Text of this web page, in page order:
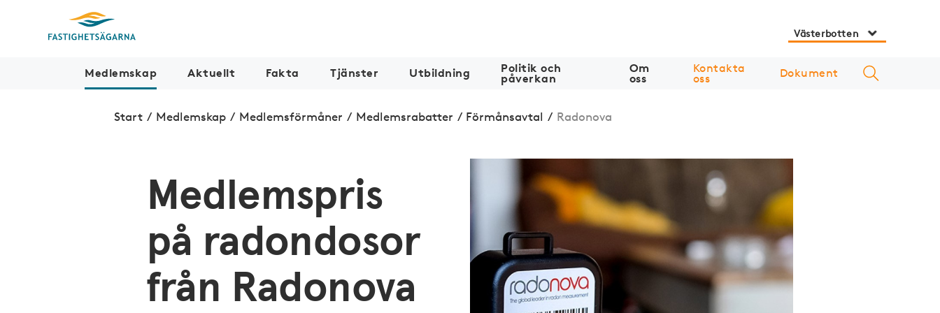
Västerbotten
Medlemskap Aktuellt Fakta Tjänster Utbildning Politik och
påverkan
Om
oss
Kontakta
oss Dokument
Start / Medlemskap / Medlemsförmåner / Medlemsrabatter / Förmånsavtal / Radonova
Medlemspris
på radondosor
från Radonova